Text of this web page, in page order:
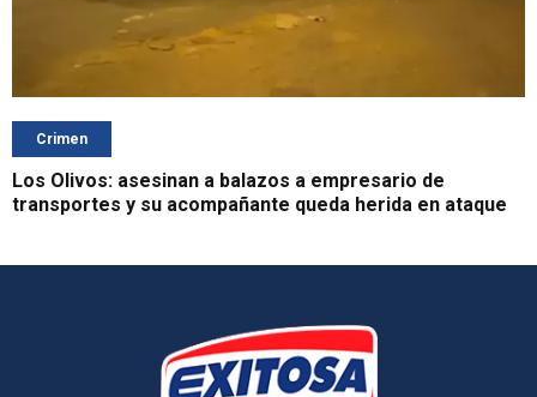
Crimen
Los Olivos: asesinan a balazos a empresario de
transportes y su acompañante queda herida en ataque